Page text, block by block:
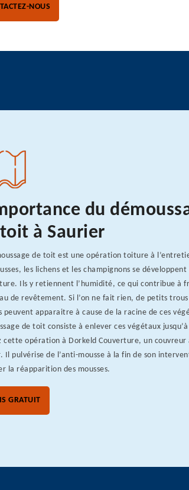
NOUS
du
à Saurier
de toit est une opération toiture à
les lichens et les champignons se développent
Ils y retiennent l’humidité, ce qui contribue à
de revêtement. Si l’on ne fait rien, de petits
peuvent apparaitre à cause de la racine de ces
de toit consiste à enlever ces végétaux
cette opération à Dorkeld Couverture, un couvreur
Il pulvérise de l’anti-mousse à la fin de son
la réapparition des mousses.
GRATUIT